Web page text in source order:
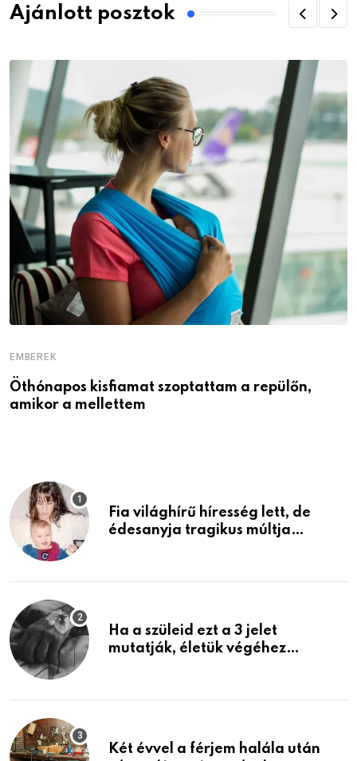
Ajánlott posztok
EMBEREK
Öthónapos kisfiamat szoptattam a repülőn,
amikor a mellettem
Fia világhírű híresség lett, de
édesanyja tragikus múltja
Ha a szüleid ezt a 3 jelet
mutatják, életük végéhez
Két évvel a férjem halála után